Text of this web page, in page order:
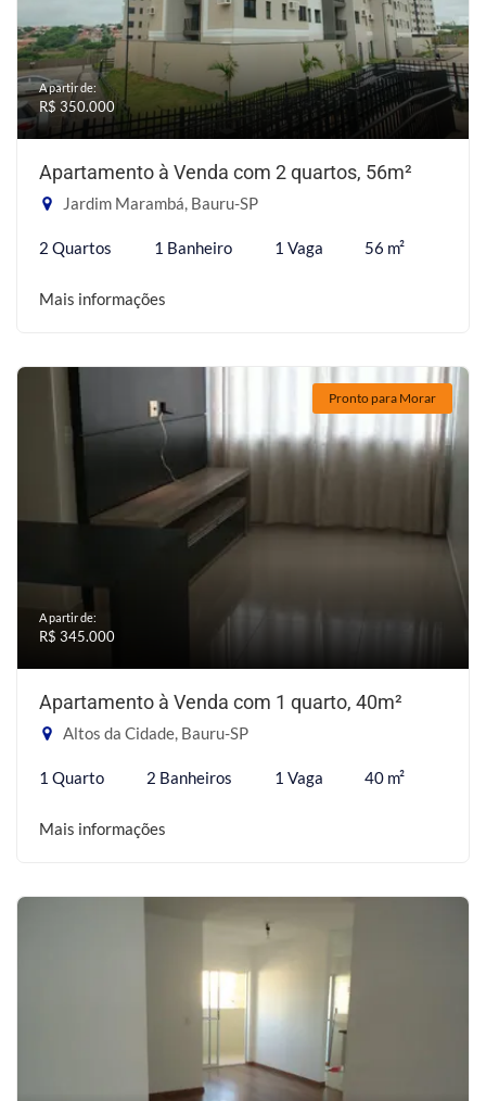
A partir de:
R$ 350.000
Apartamento à Venda com 2 quartos, 56m²
Jardim Marambá, Bauru-SP
2 Quartos 1 Banheiro 1 Vaga 56 m²
Mais informações
Pronto para Morar
A partir de:
R$ 345.000
Apartamento à Venda com 1 quarto, 40m²
Altos da Cidade, Bauru-SP
1 Quarto 2 Banheiros 1 Vaga 40 m²
Mais informações